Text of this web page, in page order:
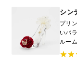
シン
プリ
いバ
ルー